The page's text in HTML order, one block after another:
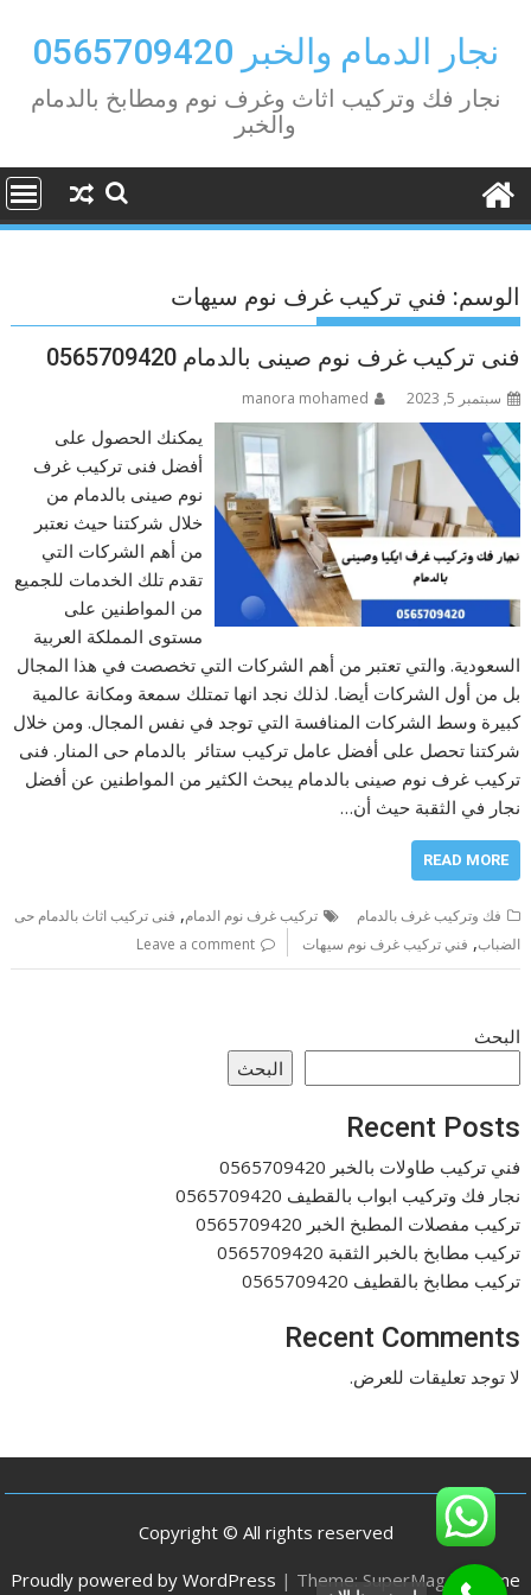
contentنجار الدمام والخبر 0565709420
نجار فك وتركيب اثاث وغرف نوم ومطابخ بالدمام
والخبر
الوسم: فني تركيب غرف نوم سيهات
فنى تركيب غرف نوم صينى بالدمام 0565709420
سبتمبر 5, 2023 manora mohamed
يمكنك الحصول على
أفضل فنى تركيب غرف
نوم صينى بالدمام من
خلال شركتنا حيث نعتبر
من أهم الشركات التي
تقدم تلك الخدمات للجميع
من المواطنين على
مستوى المملكة العربية
السعودية. والتي تعتبر من أهم الشركات التي تخصصت في هذا المجال
بل من أول الشركات أيضا. لذلك نجد انها تمتلك سمعة ومكانة عالمية
كبيرة وسط الشركات المنافسة التي توجد في نفس المجال. ومن خلال
شركتنا تحصل على أفضل عامل تركيب ستائر بالدمام حى المنار. فنى
تركيب غرف نوم صينى بالدمام يبحث الكثير من المواطنين عن أفضل
نجار في الثقبة حيث أن…
READ MORE
فك وتركيب غرف بالدمام تركيب غرف نوم الدمام, فنى تركيب اثاث بالدمام حى
الضباب, فني تركيب غرف نوم سيهات Leave a comment
البحث
البحث
Recent Posts
فني تركيب طاولات بالخبر 0565709420
نجار فك وتركيب ابواب بالقطيف 0565709420
تركيب مفصلات المطبخ الخبر 0565709420
تركيب مطابخ بالخبر الثقبة 0565709420
تركيب مطابخ بالقطيف 0565709420
Recent Comments
لا توجد تعليقات للعرض.
Copyright © All rights reserved
Proudly powered by WordPress | Theme: SuperMag by Acme